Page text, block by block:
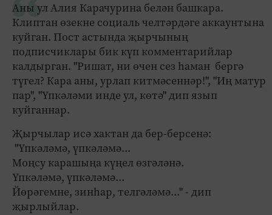
Аны ул Алия Карачурина белән башкара.
Клиптан өзекне социаль челтәрдәге аккаунтына
куйган. Пост астында җырчының
подписчиклары бик күп комментарийлар
калдырган. "Ришат, ни өчен сез һаман бергә
түгел? Кара аны, урлап китмәсеннәр!", "Иң матур
пар", "Үпкәләми инде ул, көтә" дип язып
куйганнар.
Җырчылар исә хактан да бер-берсенә:
"Үпкәләмә, үпкәләмә...
Моңсу карашыңа күңел өзгәләнә.
Үпкәләмә, үпкәләмә...
Йөрәгемне, зинһар, телгәләмә..." - дип
җырлыйлар.